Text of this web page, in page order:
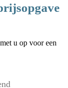
u op voor een